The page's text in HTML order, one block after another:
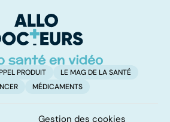
d'angine ?
PRODUIT
LE MAG DE LA SANTÉ
MÉDICAMENTS
Gestion des cookies